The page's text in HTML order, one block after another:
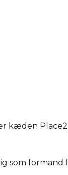
kæden
som formand